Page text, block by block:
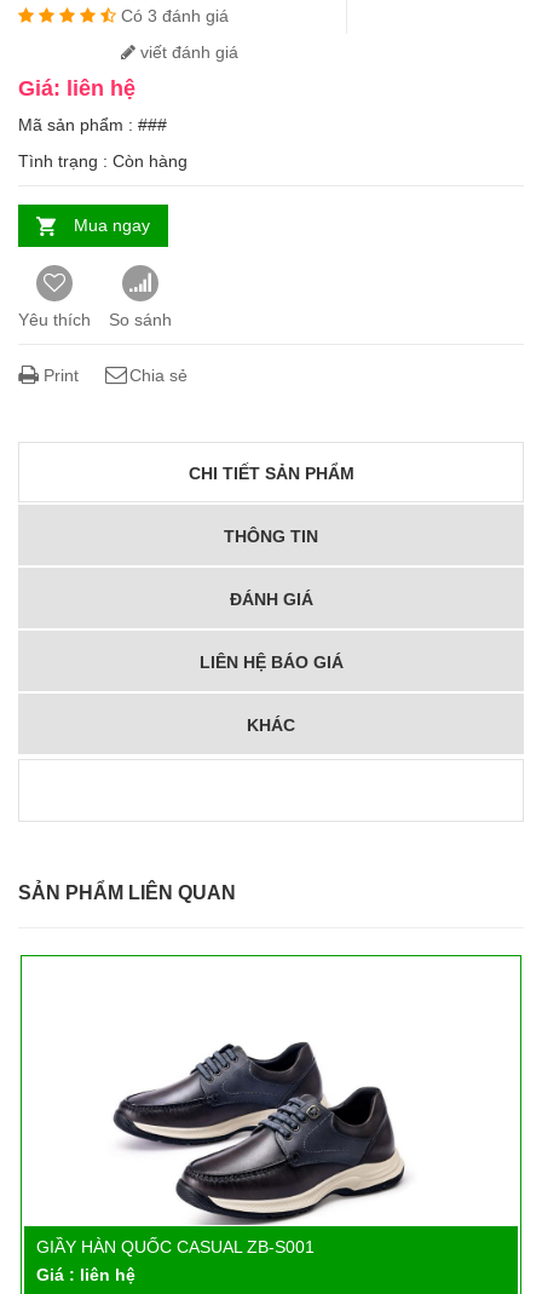
Có 3 đánh giá
viết đánh giá
Giá: liên hệ
Mã sản phẩm : ###
Tình trạng : Còn hàng
Mua ngay
Yêu thích So sánh
Print Chia sẻ
CHI TIẾT SẢN PHẨM
THÔNG TIN
ĐÁNH GIÁ
LIÊN HỆ BÁO GIÁ
KHÁC
SẢN PHẨM LIÊN QUAN
Chi tiết
GIẦY HÀN QUỐC CASUAL ZB-S001
Giá : liên hệ